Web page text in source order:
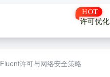
许可优化
Fluent许可与网络安全策略